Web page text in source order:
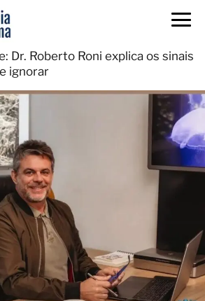
Dr. Roberto Roni explica os sinais
ignorar